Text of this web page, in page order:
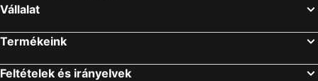
Vállalat
Termékeink
Feltételek és irányelvek